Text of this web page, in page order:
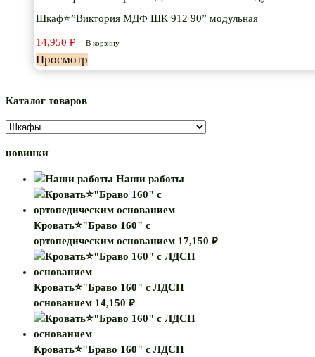
Шкаф⭐”Виктория МДФ ШК 912 90” модульная
14,950 ₽ В корзину
Просмотр
Каталог товаров
новинки
Наши работы
Кровать⭐"Браво 160" с
ортопедическим основанием 17,150 ₽
Кровать⭐"Браво 160" с ЛДСП
основанием 14,150 ₽
Кровать⭐"Браво 160" с ЛДСП